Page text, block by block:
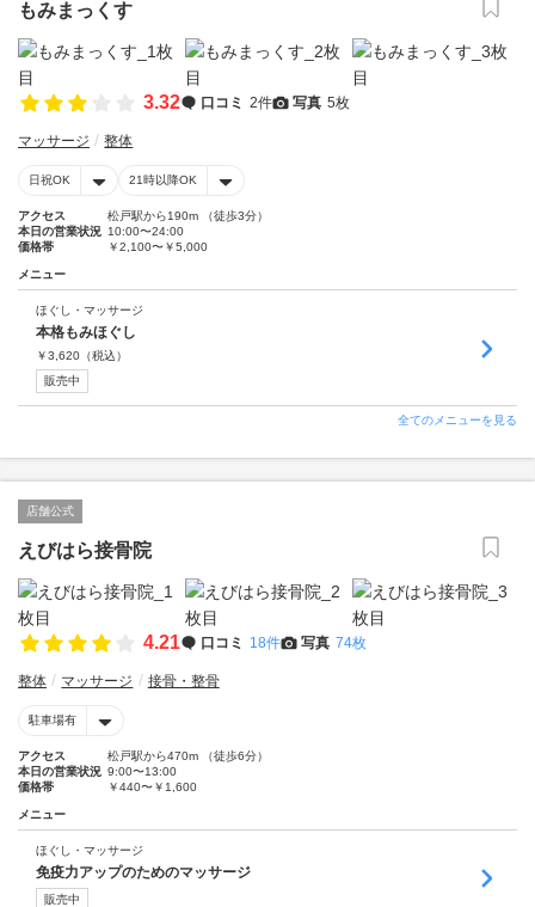
もみまっくす
3.32 口コミ 2件 写真 5枚
マッサージ 整体
日祝OK 21時以降OK
アクセス
松戸駅から190m （徒歩3分）
本日の営業状況 10:00〜24:00
価格帯
￥2,100〜￥5,000
メニュー
ほぐし・マッサージ
本格もみほぐし
￥3,620 （税込）
販売中
全てのメニューを見る
店舗公式
えびはら接骨院
4.21 口コミ 18件 写真 74枚
整体 マッサージ 接骨・整骨
駐車場有
アクセス
松戸駅から470m （徒歩6分）
本日の営業状況 9:00〜13:00
価格帯
￥440〜￥1,600
メニュー
ほぐし・マッサージ
免疫力アップのためのマッサージ
販売中